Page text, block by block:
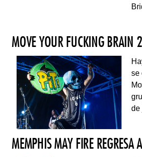
MOVE YOUR FUCKING BRAIN
se
de
MEMPHIS MAY FIRE REGRESA